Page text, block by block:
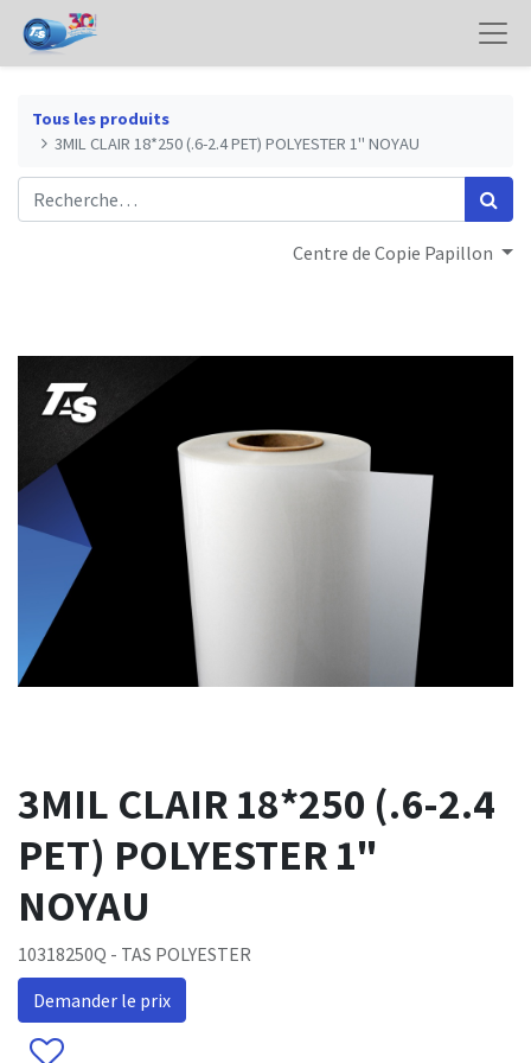
Tous les produits
3MIL CLAIR 18*250 (.6-2.4 PET) POLYESTER 1" NOYAU
Centre de Copie Papillon
3MIL CLAIR 18*250 (.6-2.4
PET) POLYESTER 1"
NOYAU
10318250Q - TAS POLYESTER
Demander le prix